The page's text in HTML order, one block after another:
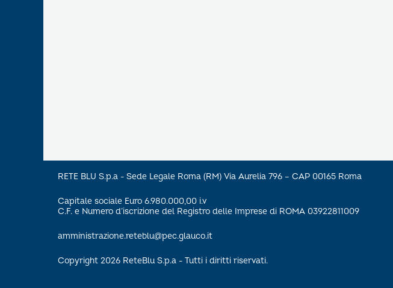
RETE BLU S.p.a - Sede Legale Roma (RM) Via Aurelia 796 – CAP 00165 Roma
Capitale sociale Euro 6.980.000,00 i.v
C.F. e Numero d’iscrizione del Registro delle Imprese di ROMA 03922811009
amministrazione.reteblu@pec.glauco.it
Copyright 2026 ReteBlu S.p.a - Tutti i diritti riservati.